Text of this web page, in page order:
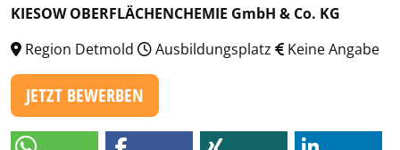
KIESOW OBERFLÄCHENCHEMIE GmbH & Co. KG
Region Detmold
Ausbildungsplatz Keine Angabe
JETZT BEWERBEN